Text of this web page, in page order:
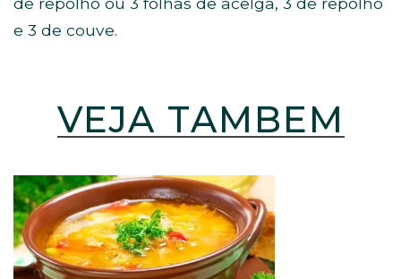
e 3 de couve.
VEJA TAMBÉM